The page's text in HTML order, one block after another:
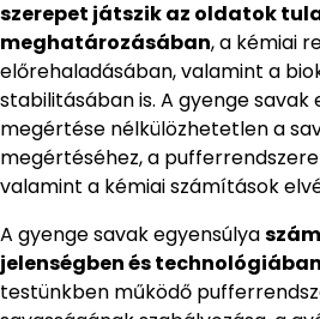
szerepet játszik az oldatok
meghatározásában, a kémiai
előrehaladásában, valamint a
stabilitásában is. A gyenge savak
megértése nélkülözhetetlen a
megértéséhez, a
valamint a kémiai számítások
A gyenge savak egyensúlya
jelenségben és
testünkben működő